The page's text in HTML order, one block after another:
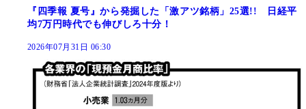
『四季報 夏号』から発掘した「激アツ銘柄」25選!! 日経平
均7万円時代でも伸びしろ十分！
2026年07月31日 06:30